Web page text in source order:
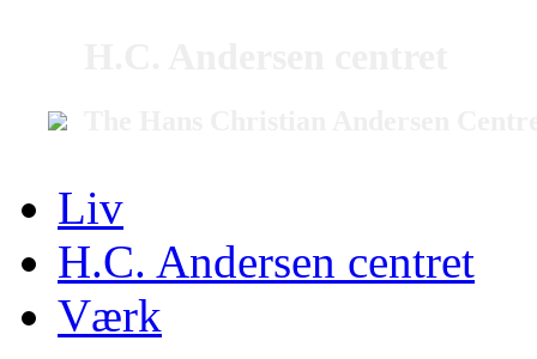
Liv
H.C. Andersen centret
Værk